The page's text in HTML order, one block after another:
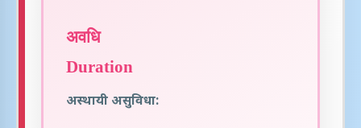
अवधि
Duration
अस्थायी असुविधा: